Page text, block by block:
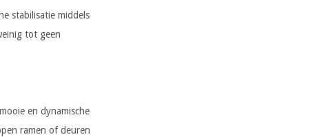
stabilisatie middels
tot geen
en dynamische
ramen of deuren